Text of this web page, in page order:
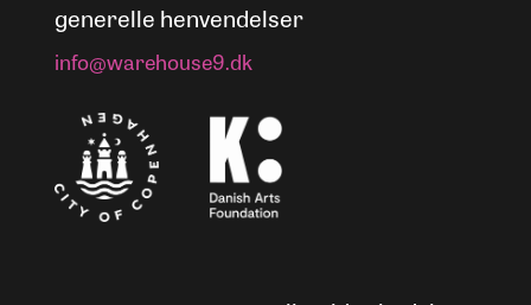
generelle henvendelser
info@warehouse9.dk